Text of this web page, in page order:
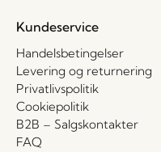
Kundeservice
Handelsbetingelser
Levering og returnering
Privatlivspolitik
Cookiepolitik
B2B – Salgskontakter
FAQ